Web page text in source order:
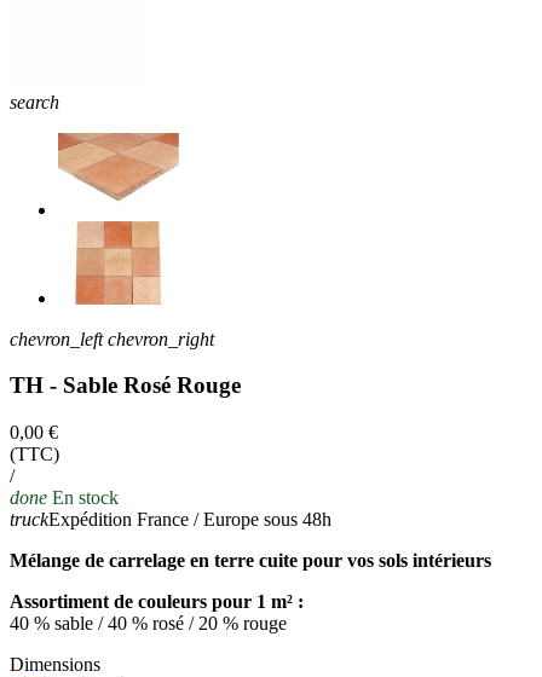
search
chevron_left chevron_right
TH - Sable Rosé Rouge
0,00 €
(TTC)
/
done En stock
truckExpédition France / Europe sous 48h
Mélange de carrelage en terre cuite pour vos sols intérieurs
Assortiment de couleurs pour 1 m² :
40 % sable / 40 % rosé / 20 % rouge
Dimensions